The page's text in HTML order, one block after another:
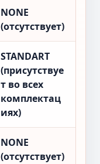
NONE
(отсутствует)
STANDART
(присутствуе
т во всех
комплектац
иях)
NONE
(отсутствует)